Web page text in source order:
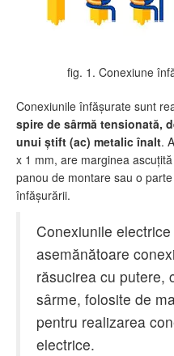
fig. 1. Conexiune
Conexiunile înfăşurate sunt
spire de sârmă tensionată,
unui ştift (ac) metalic înalt.
x 1 mm, are marginea
panou de montare sau o
înfăşurării.
Conexiunile
asemănătoare
răsucirea cu putere,
sârme, folosite de
pentru realizarea
electrice.